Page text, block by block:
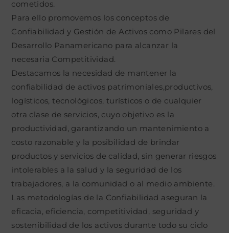
cometidos.
Para ello promovemos los conceptos de
Confiabilidad y Gestión de Activos como Pilares del
Desarrollo Panamericano para alcanzar la
necesaria Competitividad.
Destacamos la necesidad de mantener la
confiabilidad de activos patrimoniales,productivos,
logísticos, tecnológicos, turísticos o de cualquier
otra clase de servicios, cuyo objetivo es la
productividad, garantizando un mantenimiento a
costo razonable y la posibilidad de brindar
productos y servicios de calidad, sin generar riesgos
intolerables a la salud y la seguridad de los
trabajadores, a la comunidad o al medio ambiente.
Las metodologías de la Confiabilidad aseguran la
eficacia, eficiencia, competitividad, seguridad y
sostenibilidad de los activos durante todo su ciclo